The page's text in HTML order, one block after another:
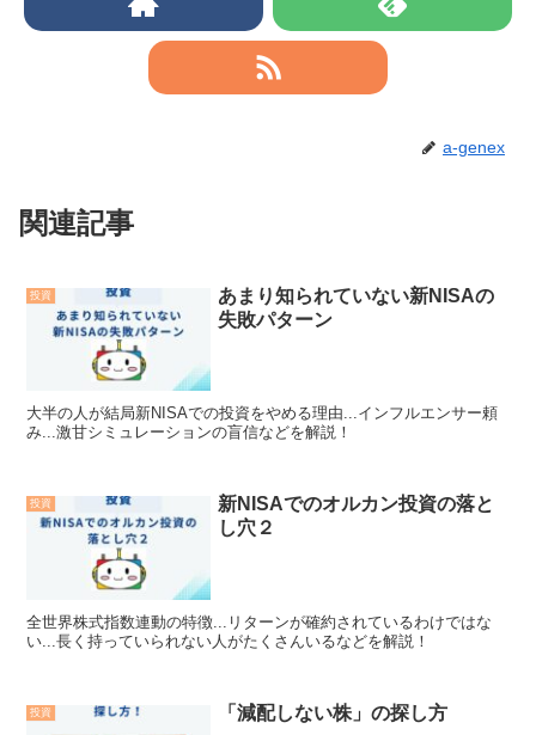
a-genex
関連記事
投資
あまり知られていない新NISAの
失敗パターン
大半の人が結局新NISAでの投資をやめる理由...インフルエンサー頼
み...激甘シミュレーションの盲信などを解説！
投資
新NISAでのオルカン投資の落と
し穴２
全世界株式指数連動の特徴...リターンが確約されているわけではな
い...長く持っていられない人がたくさんいるなどを解説！
投資 「減配しない株」の探し方